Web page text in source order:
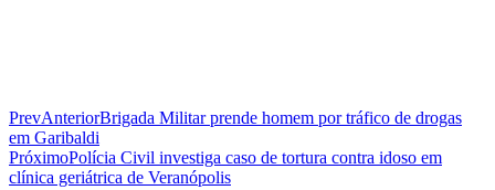
PrevAnteriorBrigada Militar prende homem por tráfico de drogas
em Garibaldi
PróximoPolícia Civil investiga caso de tortura contra idoso em
clínica geriátrica de Veranópolis